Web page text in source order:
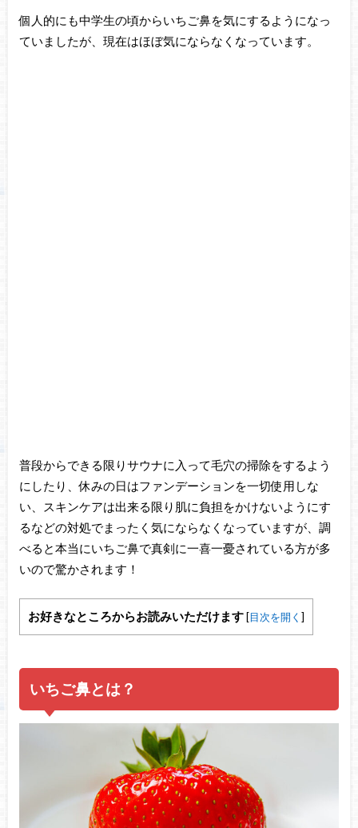
個人的にも中学生の頃からいちご鼻を気にするようになっ
ていましたが、現在はほぼ気にならなくなっています。
普段からできる限りサウナに入って毛穴の掃除をするよう
にしたり、休みの日はファンデーションを一切使用しな
い、スキンケアは出来る限り肌に負担をかけないようにす
るなどの対処でまったく気にならなくなっていますが、調
べると本当にいちご鼻で真剣に一喜一憂されている方が多
いので驚かされます！
お好きなところからお読みいただけます [目次を開く ]
いちご鼻とは？